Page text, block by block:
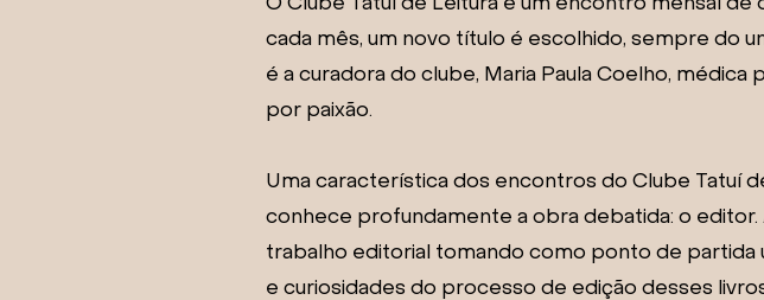
O Clube Tatuí de Leitura é um encontro mensal
cada mês, um novo título é escolhido, sempre do
é a curadora do clube, Maria Paula Coelho,
por paixão.
Uma característica dos encontros do Clube Tatuí
conhece profundamente a obra debatida: o
trabalho editorial tomando como ponto de
e curiosidades do processo de edição desses